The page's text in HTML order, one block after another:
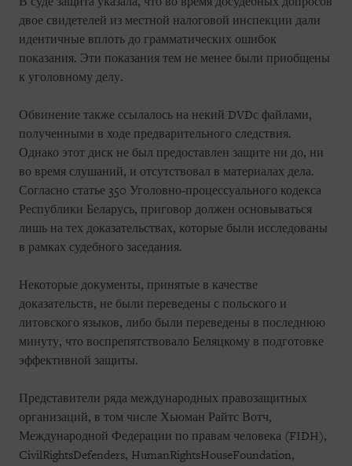
двое свидетелей из местной налоговой инспекции дали
идентичные вплоть до грамматических ошибок
показания. Эти показания тем не менее были приобщены
к уголовному делу.
Обвинение также ссылалось на некий DVDс файлами,
полученными в ходе предварительного следствия.
Однако этот диск не был предоставлен защите ни до, ни
во время слушаний, и отсутствовал в материалах дела.
Согласно статье 350 Уголовно-процессуального кодекса
Республики Беларусь, приговор должен основываться
лишь на тех доказательствах, которые были исследованы
в рамках судебного заседания.
Некоторые документы, принятые в качестве
доказательств, не были переведены с польского и
литовского языков, либо были переведены в последнюю
минуту, что воспрепятствовало Беляцкому в подготовке
эффективной защиты.
Представители ряда международных правозащитных
организаций, в том числе Хьюман Райтс Вотч,
Международной Федерации по правам человека (FIDH),
CivilRightsDefenders, HumanRightsHouseFoundation,